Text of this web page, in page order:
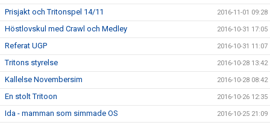
Prisjakt och Tritonspel 14/11 2016-11-01 09:28
Höstlovskul med Crawl och Medley 2016-10-31 17:05
Referat UGP 2016-10-31 11:07
Tritons styrelse 2016-10-28 13:42
Kallelse Novembersim 2016-10-28 08:42
En stolt Tritoon 2016-10-26 12:35
Ida - mamman som simmade OS 2016-10-25 21:09